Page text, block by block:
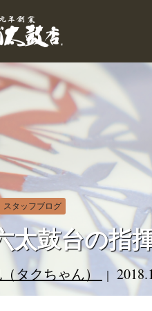
スタッフブログ
太鼓台の指
タクちゃん） ｜